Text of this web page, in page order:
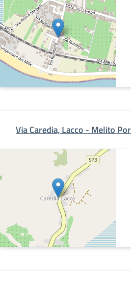
Via Caredia, Lacco - Melito